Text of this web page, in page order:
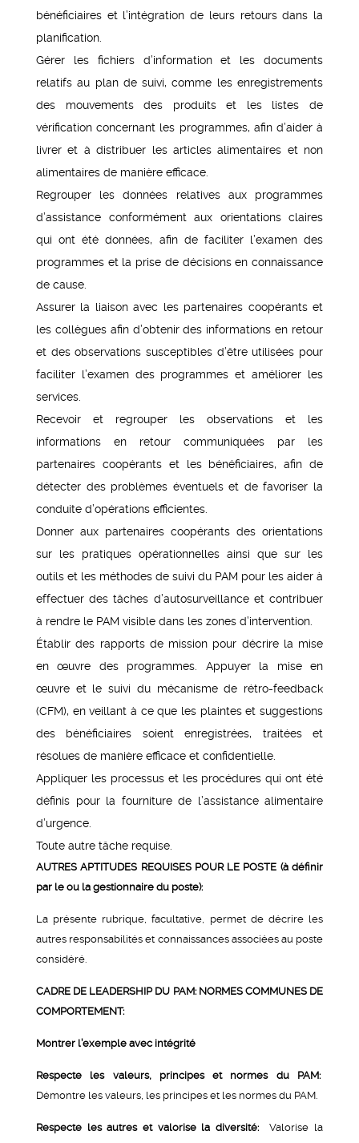
bénéficiaires et l’intégration de leurs retours dans la
planification.
Gérer les fichiers d’information et les documents
relatifs au plan de suivi, comme les enregistrements
des mouvements des produits et les listes de
vérification concernant les programmes, afin d’aider à
livrer et à distribuer les articles alimentaires et non
alimentaires de manière efficace.
Regrouper les données relatives aux programmes
d’assistance conformément aux orientations claires
qui ont été données, afin de faciliter l’examen des
programmes et la prise de décisions en connaissance
de cause.
Assurer la liaison avec les partenaires coopérants et
les collègues afin d’obtenir des informations en retour
et des observations susceptibles d’être utilisées pour
faciliter l’examen des programmes et améliorer les
services.
Recevoir et regrouper les observations et les
informations en retour communiquées par les
partenaires coopérants et les bénéficiaires, afin de
détecter des problèmes éventuels et de favoriser la
conduite d’opérations efficientes.
Donner aux partenaires coopérants des orientations
sur les pratiques opérationnelles ainsi que sur les
outils et les méthodes de suivi du PAM pour les aider à
effectuer des tâches d’autosurveillance et contribuer
à rendre le PAM visible dans les zones d’intervention.
Établir des rapports de mission pour décrire la mise
en œuvre des programmes. Appuyer la mise en
œuvre et le suivi du mécanisme de rétro-feedback
(CFM), en veillant à ce que les plaintes et suggestions
des bénéficiaires soient enregistrées, traitées et
résolues de manière efficace et confidentielle.
Appliquer les processus et les procédures qui ont été
définis pour la fourniture de l’assistance alimentaire
d’urgence.
Toute autre tâche requise.
AUTRES APTITUDES REQUISES POUR LE POSTE (à définir
par le ou la gestionnaire du poste):
La présente rubrique, facultative, permet de décrire les
autres responsabilités et connaissances associées au poste
considéré.
CADRE DE LEADERSHIP DU PAM: NORMES COMMUNES DE
COMPORTEMENT:
Montrer l’exemple avec intégrité
Respecte les valeurs, principes et normes du PAM:
Démontre les valeurs, les principes et les normes du PAM.
Respecte les autres et valorise la diversité:
Valorise la